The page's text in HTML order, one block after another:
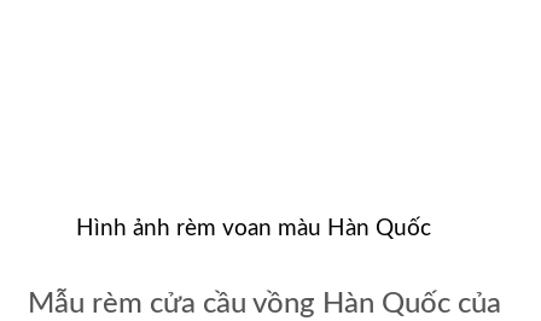
Hình ảnh rèm voan màu Hàn Quốc
Mẫu rèm cửa cầu vồng Hàn Quốc của